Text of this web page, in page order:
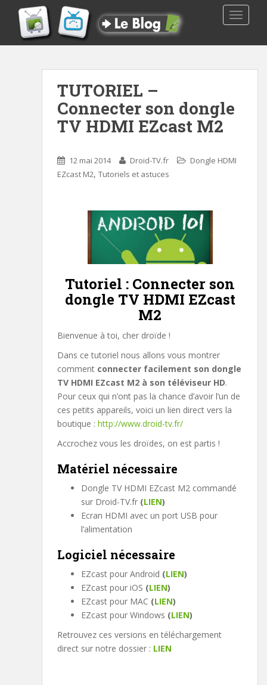
TUTORIEL –
Connecter son dongle
TV HDMI EZcast M2
12 mai 2014 Droid-TV.fr
Dongle HDMI
EZcast M2, Tutoriels et astuces
Tutoriel : Connecter son
dongle TV HDMI EZcast
M2
Bienvenue à toi, cher droïde !
Dans ce tutoriel nous allons vous montrer
comment connecter facilement son dongle
TV HDMI EZcast M2 à son téléviseur HD.
Pour ceux qui n’ont pas la chance d’avoir l’un de
ces petits appareils, voici un lien direct vers la
boutique : http://www.droid-tv.fr/
Accrochez vous les droïdes, on est partis !
Matériel nécessaire
Dongle TV HDMI EZcast M2 commandé
sur Droid-TV.fr (LIEN)
Ecran HDMI avec un port USB pour
l’alimentation
Logiciel nécessaire
EZcast pour Android (LIEN)
EZcast pour iOS (LIEN)
EZcast pour MAC (LIEN)
EZcast pour Windows (LIEN)
Retrouvez ces versions en téléchargement
direct sur notre dossier : LIEN